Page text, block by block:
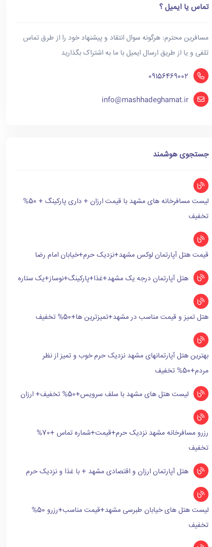
تماس یا ایمیل ؟
مسافرین محترم: هرگونه سوال انتقاد و پیشنهاد خود را از طرق تماس
تلفی و یا از طریق ارسال ایمیل با ما به اشتراک بگذارید
09156469002
info@mashhadeghamat.ir
جستجوی هوشمند
لیست مسافرخانه های مشهد با قیمت ارزان + داری پارکینگ + 50%
تخفیف
قیمت هتل آپارتمان لوکس مشهد+نزدیک حرم+خیابان امام رضا
هتل آپارتمان درجه یک مشهد+غذا+پارکینگ+نوساز+یک ستاره
هتل تمیز و قیمت مناسب در مشهد+تمیزترین ها+50% تخفیف
بهترین هتل آپارتمانهای مشهد نزدیک حرم خوب و تمیز از نظر
مردم+50% تخفیف
لیست هتل های مشهد با سلف سرویس+50% تخفیف+ ارزان
رزرو مسافرخانه مشهد نزدیک حرم+قیمت+شماره تماس +70%
تخفیف
هتل آپارتمان ارزان و اقتصادی مشهد + با غذا و نزدیک حرم
لیست هتل های خیابان طبرسی مشهد+قیمت مناسب+رزرو 50%
تخفیف